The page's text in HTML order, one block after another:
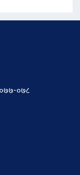
०७७-०७८